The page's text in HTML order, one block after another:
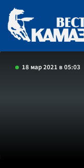
18 мар 2021 в 05:03